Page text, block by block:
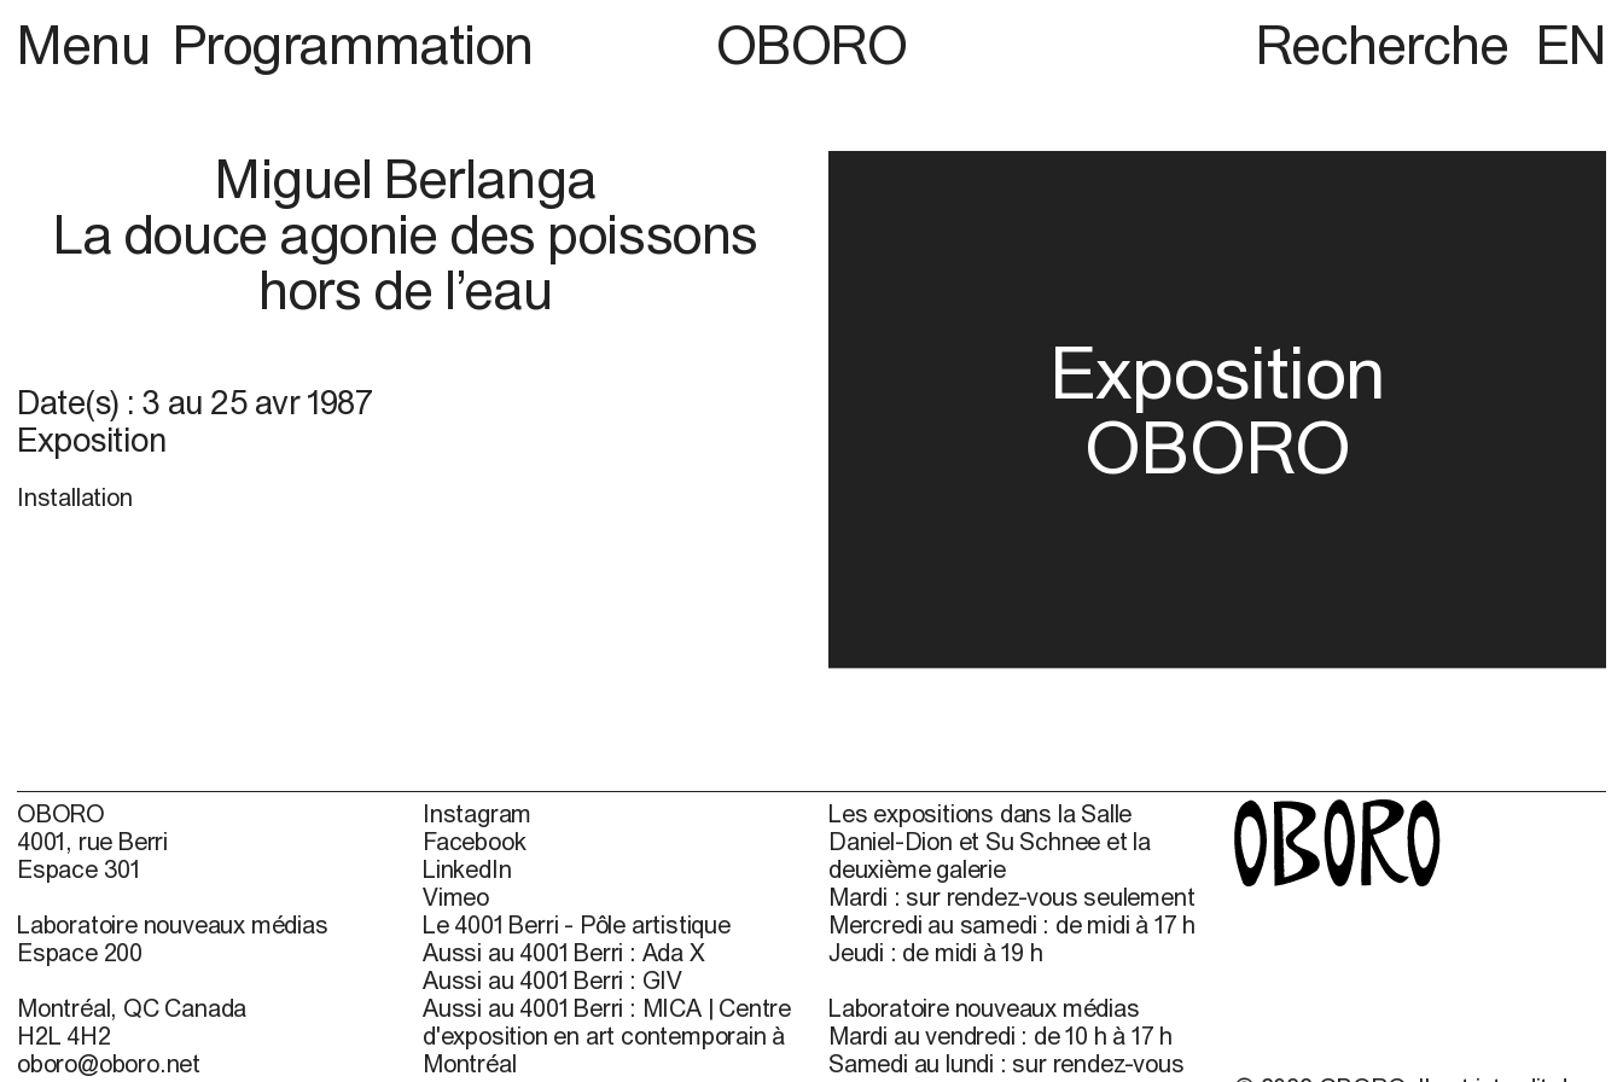
Menu Programmation OBORO Recherche EN
Miguel Berlanga
La douce agonie des poissons
hors de l’eau
Date(s) : 3 au 25 avr 1987
Exposition
Installation
Exposition
OBORO
OBORO
4001, rue Berri
Espace 301
Laboratoire nouveaux médias
Espace 200
Montréal, QC Canada
H2L 4H2
oboro@oboro.net
Instagram
Facebook
LinkedIn
Vimeo
Le 4001 Berri - Pôle artistique
Aussi au 4001 Berri : Ada X
Aussi au 4001 Berri : GIV
Aussi au 4001 Berri : MICA | Centre
d'exposition en art contemporain à
Montréal
Les expositions dans la Salle
Daniel-Dion et Su Schnee et la
deuxième galerie
Mardi : sur rendez-vous seulement
Mercredi au samedi : de midi à 17 h
Jeudi : de midi à 19 h
Laboratoire nouveaux médias
Mardi au vendredi : de 10 h à 17 h
Samedi au lundi : sur rendez-vous